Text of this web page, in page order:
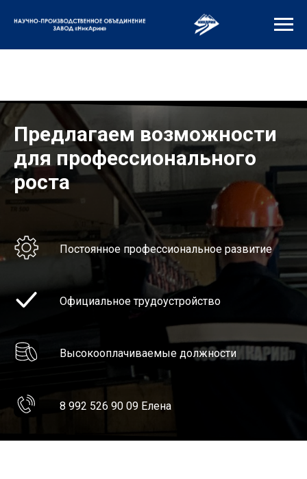
Предлагаем возможности
для профессионального
роста
Постоянное профессиональное развитие
Официальное трудоустройство
Высокооплачиваемые должности
8 992 526 90 09 Елена